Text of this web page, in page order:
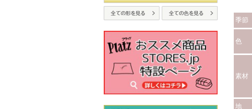
季節
色
素材
地